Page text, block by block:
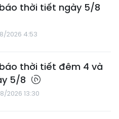
thời tiết ngày 5/8
2026 4:53
thời tiết đêm 4 và
5/8
2026 13:30